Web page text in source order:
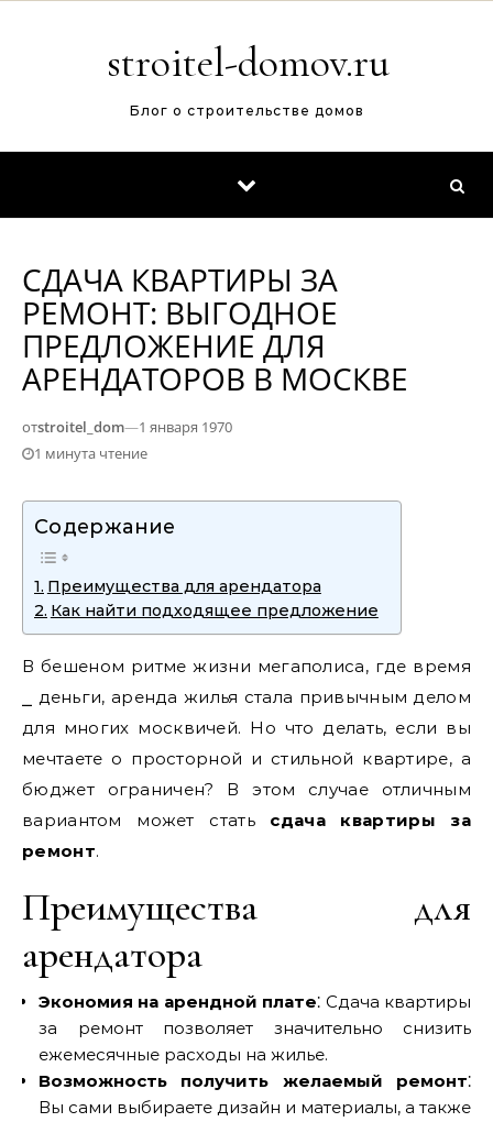
stroitel-domov.ru
Блог о строительстве домов
СДАЧА КВАРТИРЫ ЗА
РЕМОНТ: ВЫГОДНОЕ
ПРЕДЛОЖЕНИЕ ДЛЯ
АРЕНДАТОРОВ В МОСКВЕ
отstroitel_dom—1 января 1970
1 минута чтение
Содержание
Преимущества для арендатора
Как найти подходящее предложение
В бешеном ритме жизни мегаполиса, где время
⎯ деньги, аренда жилья стала привычным делом
для многих москвичей. Но что делать, если вы
мечтаете о просторной и стильной квартире, а
бюджет ограничен? В этом случае отличным
вариантом может стать сдача квартиры за
ремонт.
Преимущества для
арендатора
Экономия на арендной плате⁚ Сдача квартиры
за ремонт позволяет значительно снизить
ежемесячные расходы на жилье.
Возможность получить желаемый ремонт⁚
Вы сами выбираете дизайн и материалы, а также